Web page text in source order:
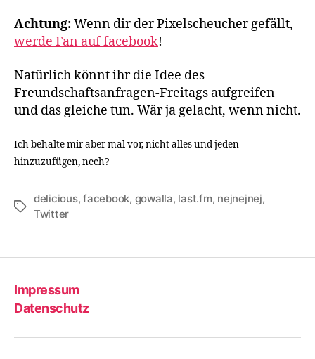
Achtung:Wenn dir der Pixelscheucher gefällt,
werde Fan auf facebook!
Natürlich könnt ihr die Idee des
Freundschaftsanfragen-Freitags aufgreifen
und das gleiche tun. Wär ja gelacht, wenn nicht.
Ich behalte mir aber mal vor, nicht alles und jeden
hinzuzufügen, nech?
Schlagwörter
delicious,facebook, gowalla, last.fm, nejnejnej,
Twitter
Impressum
Datenschutz